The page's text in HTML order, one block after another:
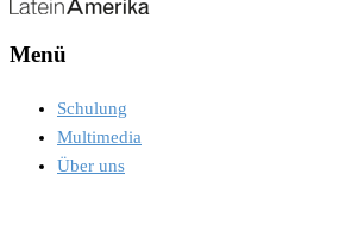
Menü
Schulung
Multimedia
Über uns